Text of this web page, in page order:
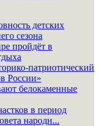
детских
сезона
пройдёт в
патриотический
России»
белокаменные
в период
народн...